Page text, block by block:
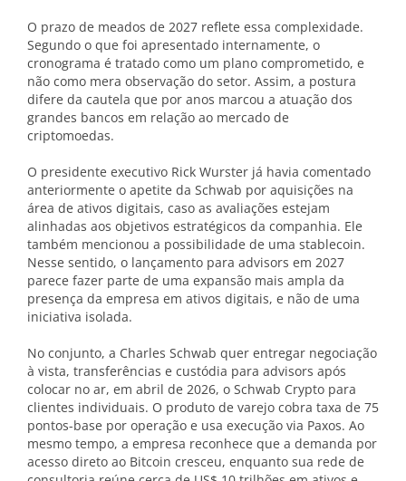
O prazo de meados de 2027 reflete essa complexidade.
Segundo o que foi apresentado internamente, o
cronograma é tratado como um plano comprometido, e
não como mera observação do setor. Assim, a postura
difere da cautela que por anos marcou a atuação dos
grandes bancos em relação ao mercado de
criptomoedas.
O presidente executivo Rick Wurster já havia comentado
anteriormente o apetite da Schwab por aquisições na
área de ativos digitais, caso as avaliações estejam
alinhadas aos objetivos estratégicos da companhia. Ele
também mencionou a possibilidade de uma stablecoin.
Nesse sentido, o lançamento para advisors em 2027
parece fazer parte de uma expansão mais ampla da
presença da empresa em ativos digitais, e não de uma
iniciativa isolada.
No conjunto, a Charles Schwab quer entregar negociação
à vista, transferências e custódia para advisors após
colocar no ar, em abril de 2026, o Schwab Crypto para
clientes individuais. O produto de varejo cobra taxa de 75
pontos-base por operação e usa execução via Paxos. Ao
mesmo tempo, a empresa reconhece que a demanda por
acesso direto ao Bitcoin cresceu, enquanto sua rede de